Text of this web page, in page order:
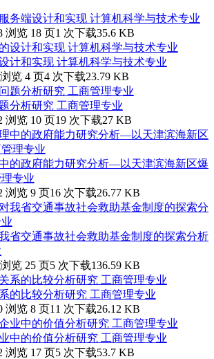
务端设计和实现 计算机科学与技术专业
浏览 18 页1 次下载35.6 KB
计和实现 计算机科学与技术专业
览 4 页4 次下载23.79 KB
分析研究 工商管理专业
浏览 10 页19 次下载27 KB
的政府能力研究分析—以天津滨海新区爆
专业
浏览 9 页16 次下载26.77 KB
省交通事故社会救助基金制度的探索分析
览 25 页5 次下载136.59 KB
的比较分析研究 工商管理专业
浏览 8 页11 次下载26.12 KB
中的价值分析研究 工商管理专业
浏览 17 页5 次下载53.7 KB